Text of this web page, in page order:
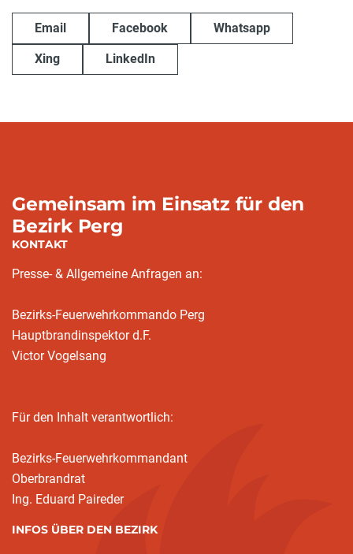
Email Facebook Whatsapp
Xing LinkedIn
Gemeinsam im Einsatz für den
Bezirk Perg
KONTAKT
Presse- & Allgemeine Anfragen an:
Bezirks-Feuerwehrkommando Perg
Hauptbrandinspektor d.F.
Victor Vogelsang
Für den Inhalt verantwortlich:
Bezirks-Feuerwehrkommandant
Oberbrandrat
Ing. Eduard Paireder
INFOS ÜBER DEN BEZIRK